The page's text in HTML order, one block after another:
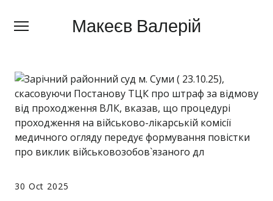
Макеєв Валерій
Макеєв Валерій
Про мене
Сфери діяльності
Правила
Ціни
30 Oct 2025